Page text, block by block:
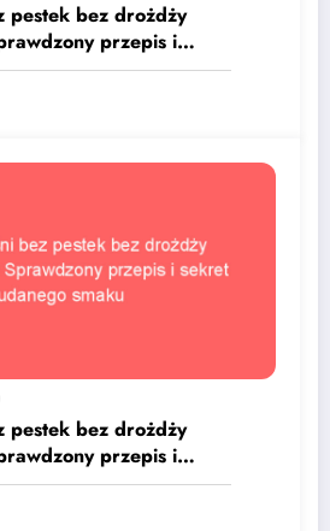
pestek bez drożdży
przepis i
pestek bez drożdży
przepis i